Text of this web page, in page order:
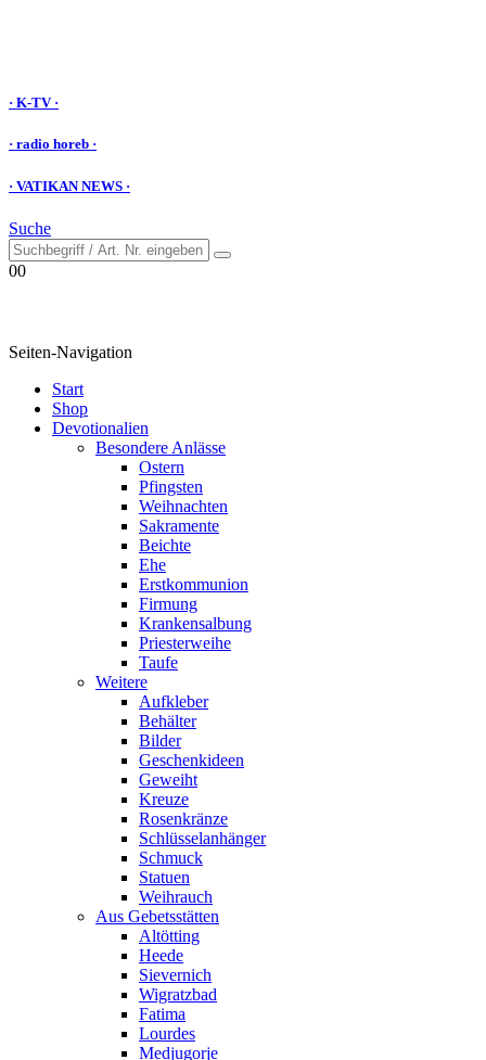
· K-TV ·
· radio horeb ·
· VATIKAN NEWS ·
Suche
00
Seiten-Navigation
Start
Shop
Devotionalien
Besondere Anlässe
Ostern
Pfingsten
Weihnachten
Sakramente
Beichte
Ehe
Erstkommunion
Firmung
Krankensalbung
Priesterweihe
Taufe
Weitere
Aufkleber
Behälter
Bilder
Geschenkideen
Geweiht
Kreuze
Rosenkränze
Schlüsselanhänger
Schmuck
Statuen
Weihrauch
Aus Gebetsstätten
Altötting
Heede
Sievernich
Wigratzbad
Fatima
Lourdes
Medjugorje